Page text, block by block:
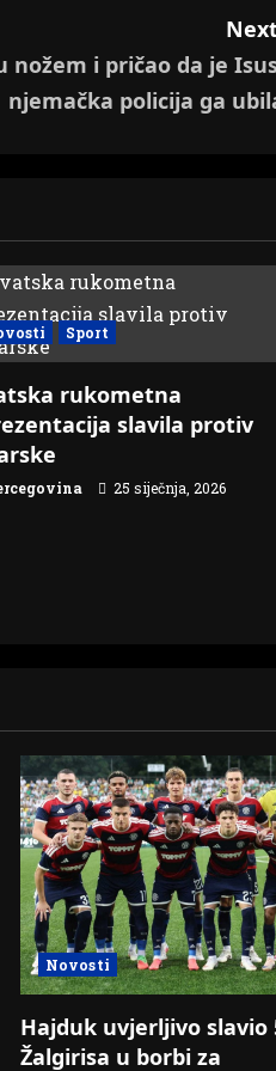
nožem i pričao da je
njemačka policija ga
Sport
rukometna
slavila protiv
25 siječnja, 2026
Novosti
Hajduk uvjerljivo slavio
Žalgirisa u borbi za